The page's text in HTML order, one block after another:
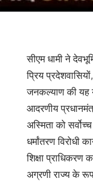
सीएम धामी ने
प्रिय
जनकल्याण की यह
आदरणीय
अस्मिता को
धर्मांतरण
शिक्षा प्राधिकरण
अग्रणी राज्य के रूप